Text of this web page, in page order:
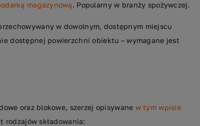
magazynową. Popularny w branży spożywczej.
w dowolnym, dostępnym miejscu
dostępnej powierzchni obiektu – wymagane jest
oraz blokowe, szerzej opisywane w tym wpisie
rodzajów składowania: